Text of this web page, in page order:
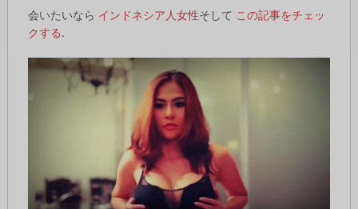
会いたいなら インドネシア人女性そして この記事をチェッ
クする.